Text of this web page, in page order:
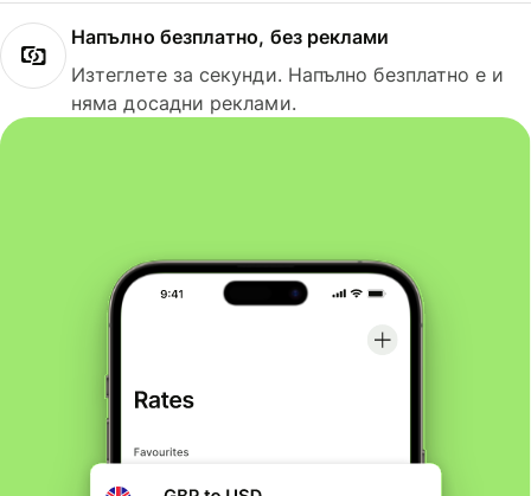
Напълно безплатно, без реклами
Изтеглете за секунди. Напълно безплатно е и
няма досадни реклами.